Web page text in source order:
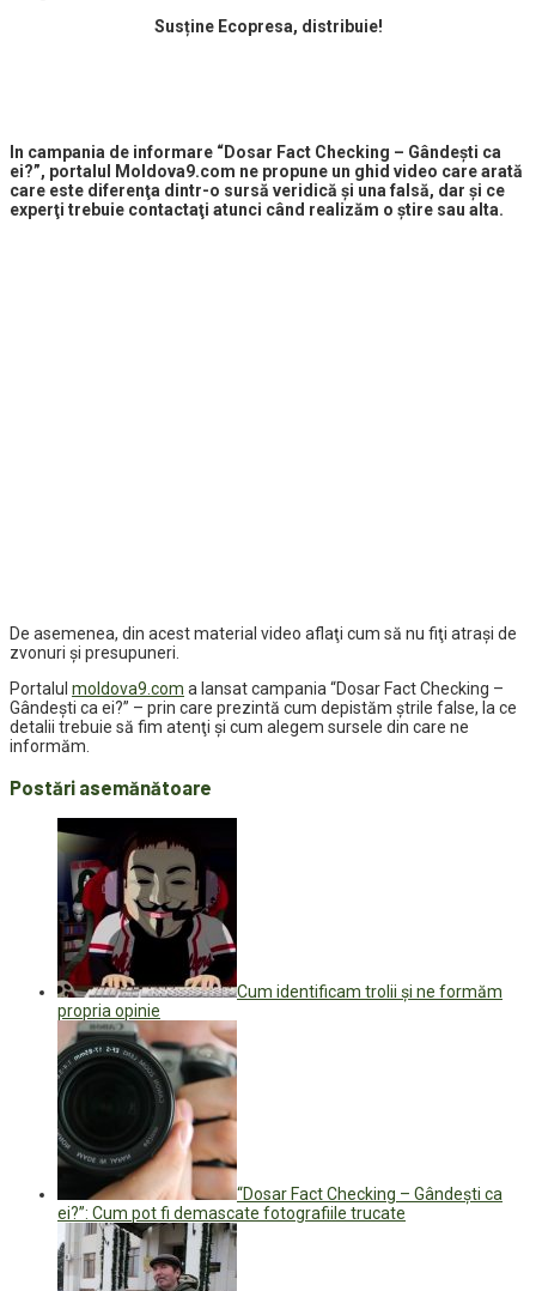
Susține Ecopresa, distribuie!
In campania de informare “Dosar Fact Checking – Gândești ca
ei?”, portalul Moldova9.com ne propune un ghid video care arată
care este diferenţa dintr-o sursă veridică şi una falsă, dar şi ce
experţi trebuie contactaţi atunci când realizăm o ştire sau alta.
De asemenea, din acest material video aflaţi cum să nu fiţi atraşi de
zvonuri şi presupuneri.
Portalul moldova9.com a lansat campania “Dosar Fact Checking –
Gândești ca ei?” – prin care prezintă cum depistăm ştrile false, la ce
detalii trebuie să fim atenţi şi cum alegem sursele din care ne
informăm.
Postări asemănătoare
Cum identificam trolii și ne formăm
propria opinie
“Dosar Fact Checking – Gândești ca
ei?”: Cum pot fi demascate fotografiile trucate